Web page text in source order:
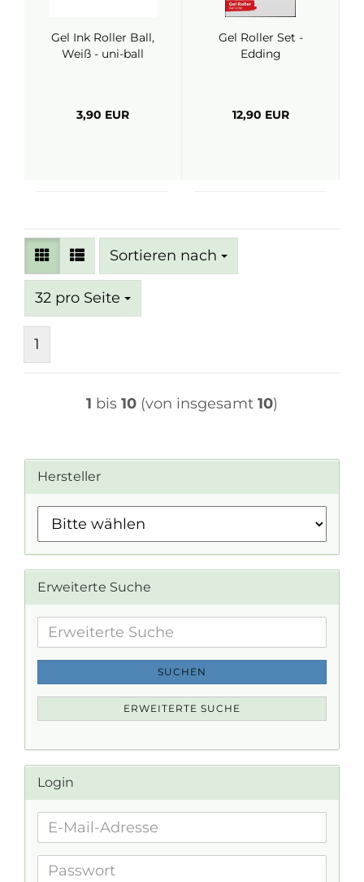
Gel Ink Roller Ball,
Weiß - uni-ball
3,90 EUR
Gel Roller Set -
Edding
12,90 EUR
Sortieren nach
Sortieren nach
32 pro Seite
pro Seite
1
1 bis 10 (von insgesamt 10)
Hersteller
Erweiterte Suche
Erweiterte
Suche
SUCHEN
ERWEITERTE SUCHE
Login
E-
Adresse
Passwort